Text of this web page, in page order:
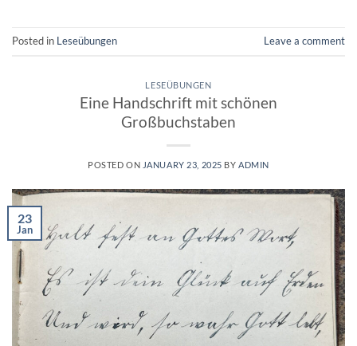
Posted in Leseübungen Leave a comment
LESEÜBUNGEN
Eine Handschrift mit schönen
Großbuchstaben
POSTED ON JANUARY 23, 2025 BY ADMIN
23
Jan